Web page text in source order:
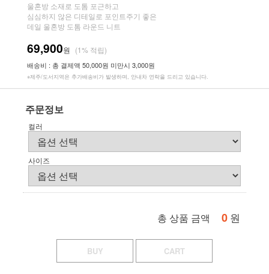
울혼방 소재로 도톰 포근하고
심심하지 않은 디테일로 포인트주기 좋은
데일 울혼방 도톰 라운드 니트
69,900원 (1% 적립)
배송비 : 총 결제액 50,000원 미만시 3,000원
※제주/도서지역은 추가배송비가 발생하며, 안내차 연락을 드리고 있습니다.
주문정보
컬러
사이즈
총 상품 금액 0 원
BUY CART